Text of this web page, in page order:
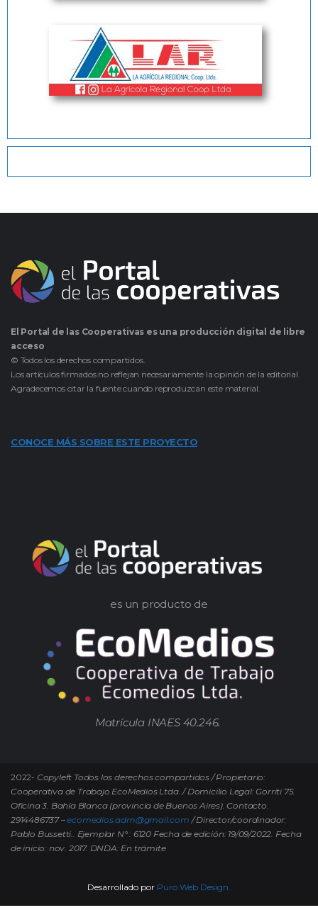
El Portal de las Cooperativas es una producción digital de libre
acceso
© Todos los derechos compartidos.
Los artículos firmados no reflejan necesariamente la opinión de la editorial.
Agradecemos citar la fuente cuando reproduzcan este material.
CONOCE MÁS SOBRE ESTE PROYECTO
es un producto de
Matrícula INAES 40.246.
2022- Copyleft Todos los derechos compartidos / Propietario:
Cooperativa de Trabajo EcoMedios Ltda. / Domicilio Legal: Gorriti 75.
Oficina 3. Bahía Blanca (provincia de Buenos Aires). Contacto.
2914486737 –ecomedios.adm@gmail.com / Director/coordinador:
Pablo Bussetti.. Ejemplar N° : 6120 Fecha de edición: 19/09/2022. Fecha
de inicio: nov. 2017. DNDA: En trámite
Desarrollado por Puro Web Design.